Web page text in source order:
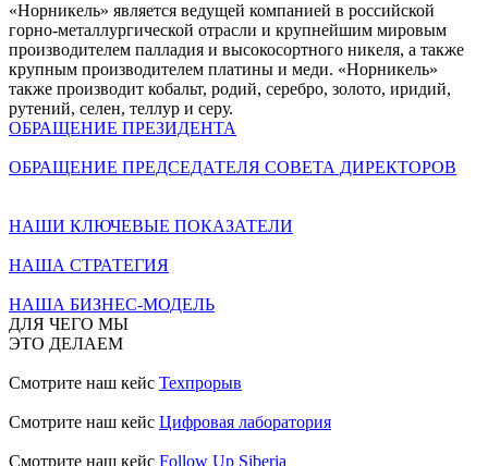
«Норникель» является ведущей компанией в российской
горно-металлургической отрасли и крупнейшим мировым
производителем палладия и высокосортного никеля, а также
крупным производителем платины и меди. «Норникель»
также производит кобальт, родий, серебро, золото, иридий,
рутений, селен, теллур и серу.
ОБРАЩЕНИЕ ПРЕЗИДЕНТА
ОБРАЩЕНИЕ ПРЕДСЕДАТЕЛЯ СОВЕТА ДИРЕКТОРОВ
НАШИ КЛЮЧЕВЫЕ ПОКАЗАТЕЛИ
НАША СТРАТЕГИЯ
НАША БИЗНЕС-МОДЕЛЬ
ДЛЯ ЧЕГО МЫ
ЭТО ДЕЛАЕМ
Смотрите наш кейс Техпрорыв
Смотрите наш кейс Цифровая лаборатория
Смотрите наш кейс Follow Up Siberia